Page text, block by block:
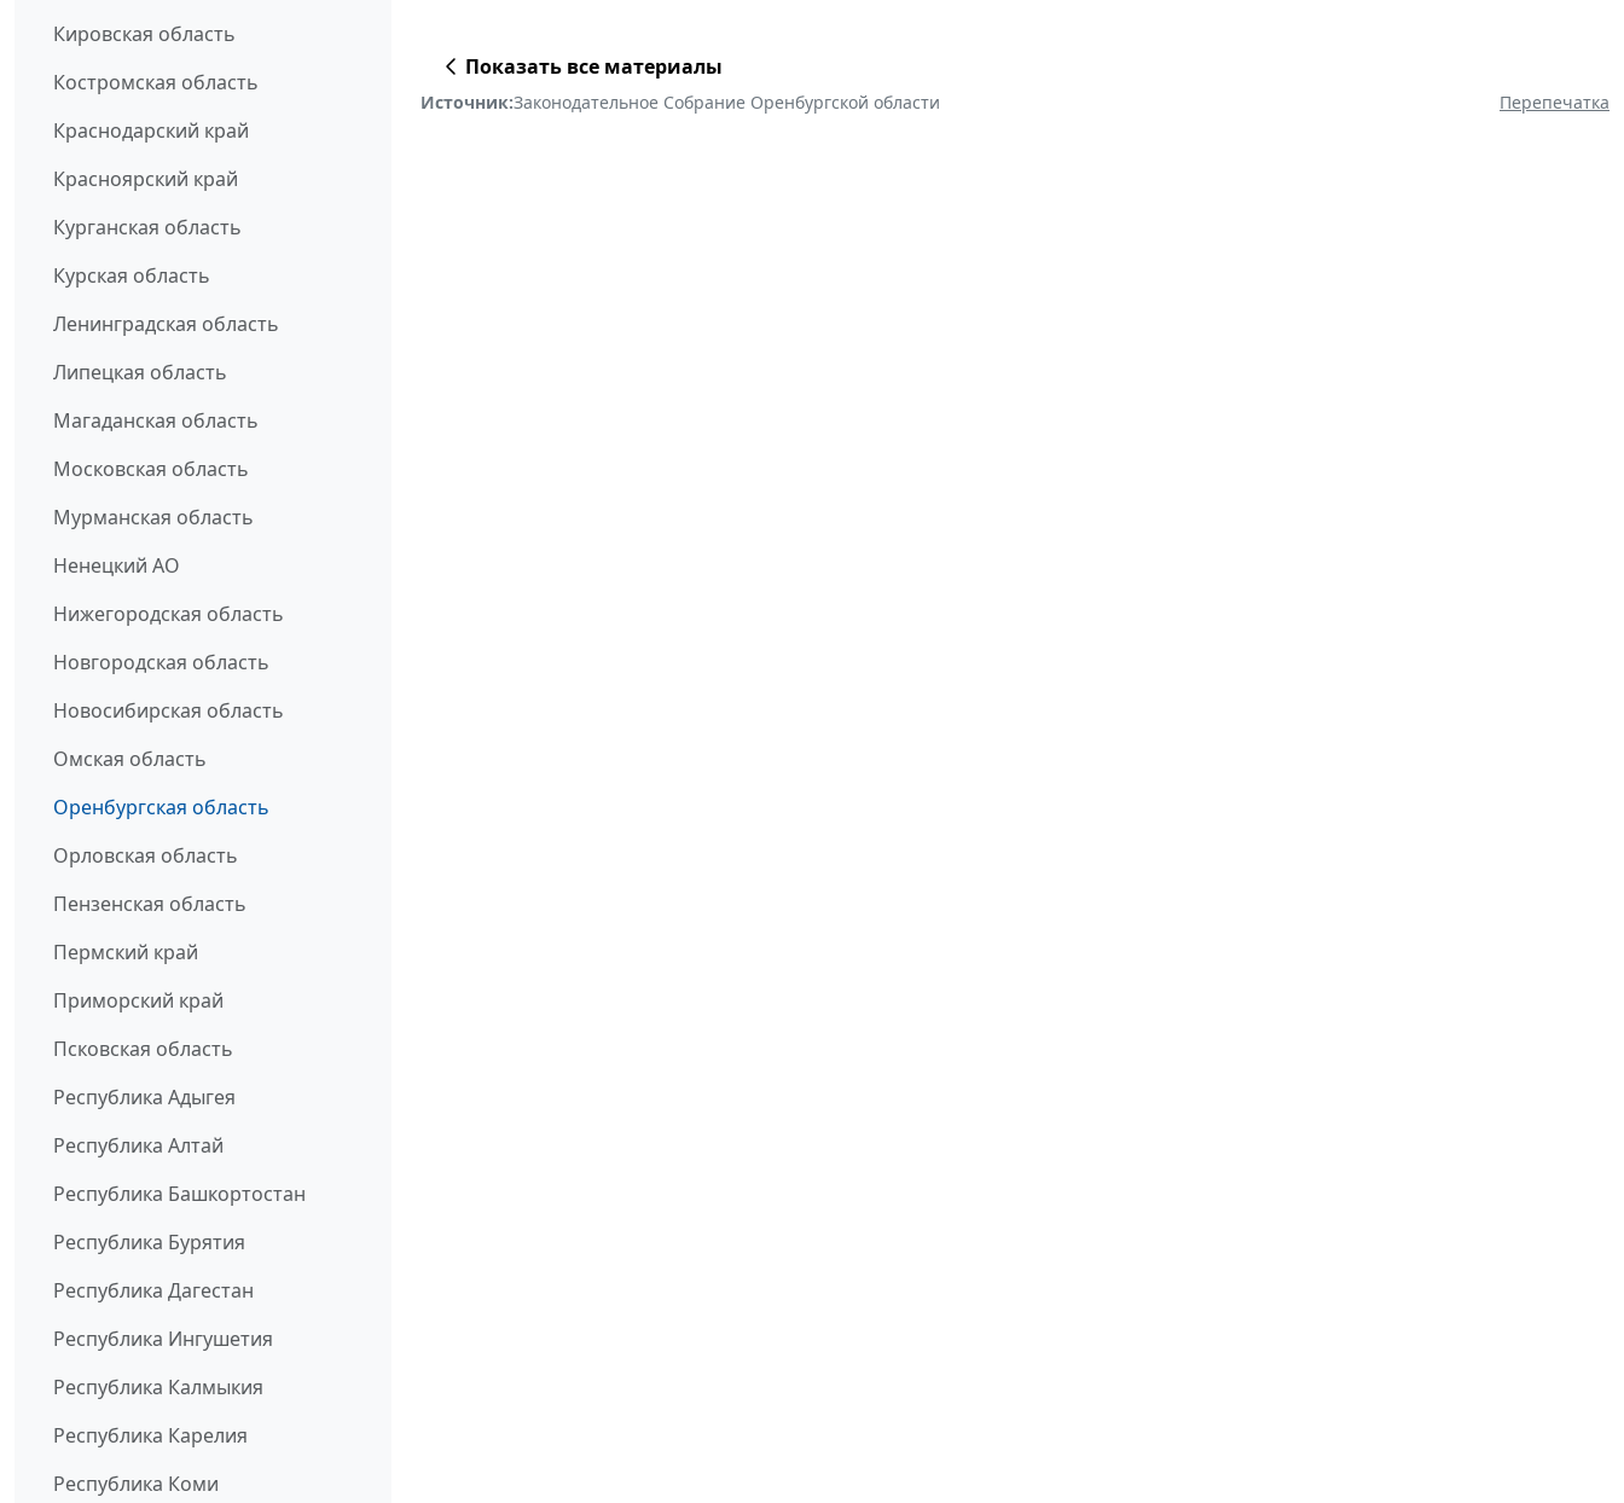
Кировская область
Костромская область
Краснодарский край
Красноярский край
Курганская область
Курская область
Ленинградская область
Липецкая область
Магаданская область
Московская область
Мурманская область
Ненецкий АО
Нижегородская область
Новгородская область
Новосибирская область
Омская область
Оренбургская область
Орловская область
Пензенская область
Пермский край
Приморский край
Псковская область
Республика Адыгея
Республика Алтай
Республика Башкортостан
Республика Бурятия
Республика Дагестан
Республика Ингушетия
Республика Калмыкия
Республика Карелия
Республика Коми
Показать все материалы
Источник:Законодательное Собрание Оренбургской области Перепечатка